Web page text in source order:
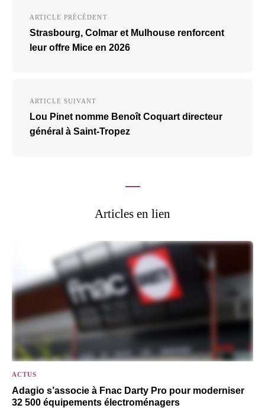
l’article
ARTICLE PRÉCÉDENT
Strasbourg, Colmar et Mulhouse renforcent
leur offre Mice en 2026
ARTICLE SUIVANT
Lou Pinet nomme Benoît Coquart directeur
général à Saint-Tropez
Articles en lien
ACTUS
Adagio s’associe à Fnac Darty Pro pour moderniser
32 500 équipements électroménagers